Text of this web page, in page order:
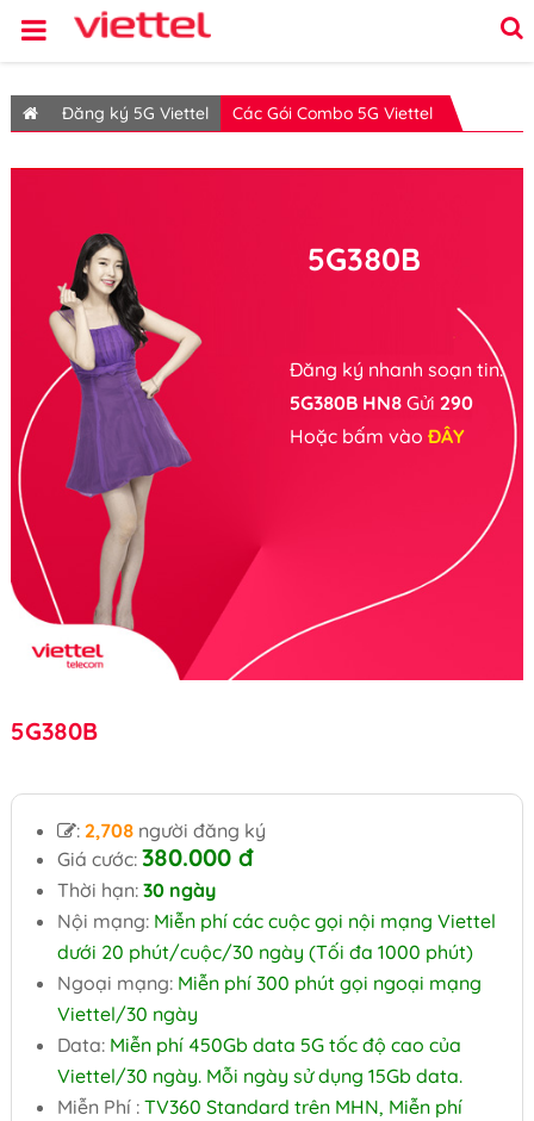
Đăng ký 5G Viettel Các Gói Combo 5G Viettel
5G380B
Đăng ký nhanh soạn tin:
5G380B HN8Gửi 290
Hoặc bấm vào ĐÂY
5G380B
: 2,708người đăng ký
Giá cước: 380.000 đ
Thời hạn: 30 ngày
Nội mạng:Miễn phí các cuộc gọi nội mạng Viettel
dưới 20 phút/cuộc/30 ngày (Tối đa 1000 phút)
Ngoại mạng: Miễn phí 300 phút gọi ngoại mạng
Viettel/30 ngày
Data: Miễn phí 450Gb data 5G tốc độ cao của
Viettel/30 ngày. Mỗi ngày sử dụng 15Gb data.
Miễn Phí : TV360 Standard trên MHN, Miễn phí